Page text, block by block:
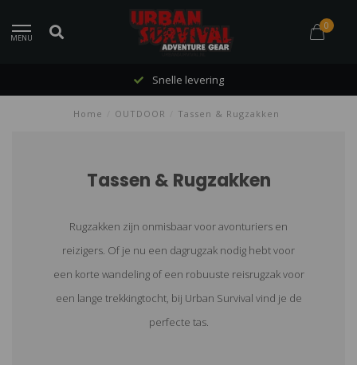
MENU
0
Snelle levering
Home OUTDOOR Tassen & Rugzakken
Tassen & Rugzakken
Rugzakken zijn onmisbaar voor avonturiers en
reizigers. Of je nu een dagrugzak nodig hebt voor
een korte wandeling of een robuuste reisrugzak voor
een lange trekkingtocht, bij Urban Survival vind je de
perfecte tas.